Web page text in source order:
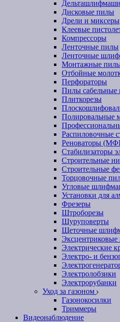
Дисковые пилы
Дрели и миксеры
Клеевые
Компрессоры
Ленточные пилы
Ленточные
Монтажные
Отбойные
Перфораторы
Пилы сабельные
Плиткорезы
Полировальные
Распиловочные
Реноваторы
Стабилизаторы
Строительные
Строительные
Торцовочные
Угловые
Установки для
Фрезеры
Штроборезы
Шуруповерты
Щеточные
Электрические
Электро- и
Электролобзики
Электрорубанки
Уход за газоном
Газонокосилки
Триммеры
Видеонаблюдение